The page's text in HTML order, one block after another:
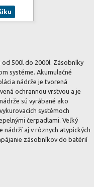
500l do 2000l. Zásobníky
systéme. Akumulačné
nádrže je tvorená
ochrannou vrstvou a je
sú vyrábané ako
systémoch
čerpadlami. Veľký
aj v rôznych atypických
zásobníkov do batérií